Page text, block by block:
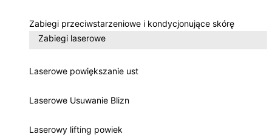
Zabiegi przeciwstarzeniowe i kondycjonujące skórę
Zabiegi laserowe
Laserowe powiększanie ust
Laserowe Usuwanie Blizn
Laserowy lifting powiek